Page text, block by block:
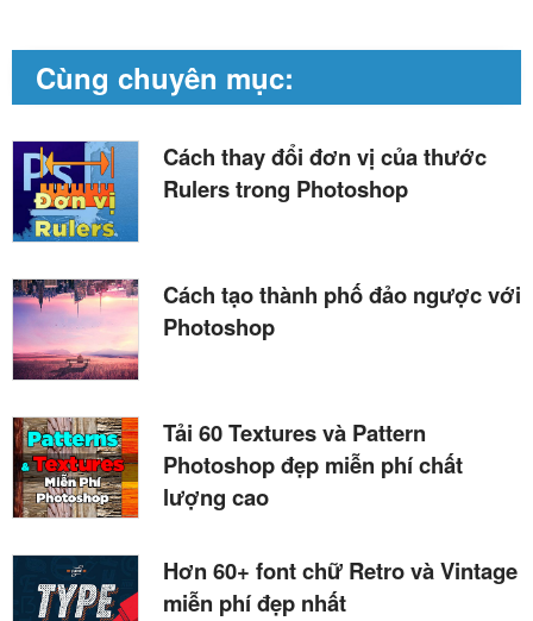
Cùng chuyên mục:
Cách thay đổi đơn vị của thước
Rulers trong Photoshop
Cách tạo thành phố đảo ngược với
Photoshop
Tải 60 Textures và Pattern
Photoshop đẹp miễn phí chất
lượng cao
Hơn 60+ font chữ Retro và Vintage
miễn phí đẹp nhất